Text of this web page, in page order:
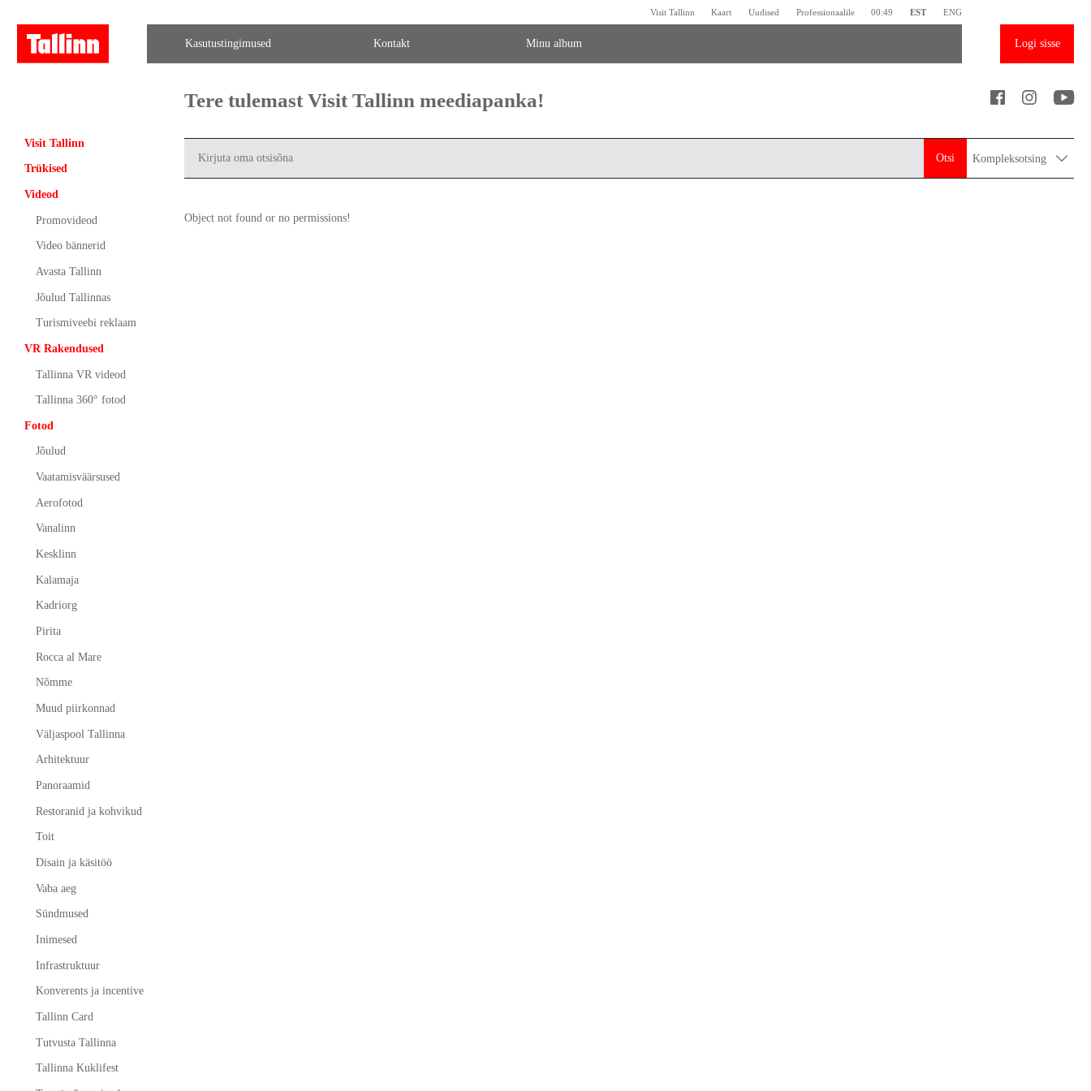
Visit Tallinn Kaart Uudised Professionaalile 00:49 EST ENG
Kasutustingimused Kontakt Minu album Logi sisse
Visit Tallinn
Trükised
Videod
Promovideod
Video bännerid
Avasta Tallinn
Jõulud Tallinnas
Turismiveebi reklaam
VR Rakendused
Tallinna VR videod
Tallinna 360° fotod
Fotod
Jõulud
Vaatamisväärsused
Aerofotod
Vanalinn
Kesklinn
Kalamaja
Kadriorg
Pirita
Rocca al Mare
Nõmme
Muud piirkonnad
Väljaspool Tallinna
Arhitektuur
Panoraamid
Restoranid ja kohvikud
Toit
Disain ja käsitöö
Vaba aeg
Sündmused
Inimesed
Infrastruktuur
Konverents ja incentive
Tallinn Card
Tutvusta Tallinna
Tallinna Kuklifest
Tere tulemast Visit Tallinn meediapanka!
Otsi Kompleksotsing
Object not found or no permissions!